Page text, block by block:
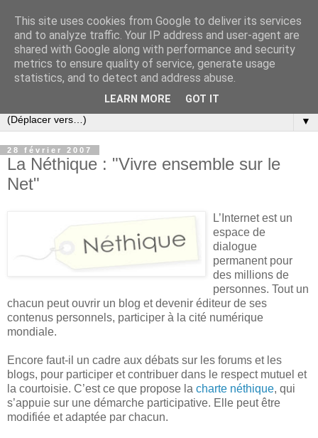
Slovar les Nouvelles
Blog citoyen d'informations, de décryptages et de
commentaires depuis 2005
▼
28 février 2007
La Néthique : "Vivre ensemble sur le
Net"
L’Internet est un
espace de
dialogue
permanent pour
des millions de
personnes. Tout un
chacun peut ouvrir un blog et devenir éditeur de ses
contenus personnels, participer à la cité numérique
mondiale.
Encore faut-il un cadre aux débats sur les forums et les
blogs, pour participer et contribuer dans le respect mutuel et
la courtoisie. C’est ce que propose la charte néthique, qui
s’appuie sur une démarche participative. Elle peut être
modifiée et adaptée par chacun.
This site uses cookies from Google to deliver its services
and to analyze traffic. Your IP address and user-agent are
shared with Google along with performance and security
metrics to ensure quality of service, generate usage
statistics, and to detect and address abuse.
LEARN MORE GOT IT